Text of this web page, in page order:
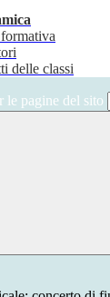
delle classi
le pagine del sito